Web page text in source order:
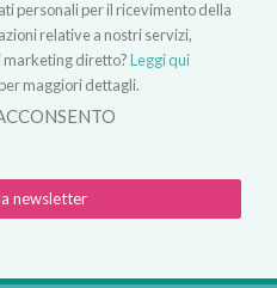
personali per il ricevimento della
relative a nostri servizi,
marketing diretto?Leggi qui
maggiori dettagli.
newsletter